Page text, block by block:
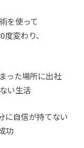
を使って
変わり、
った場所に出社
い生活
に自信が持てない
功